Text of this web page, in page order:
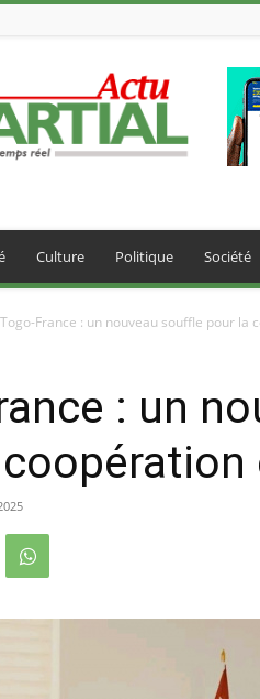
IMPARTIALACTU
Culture Politique Société
Togo-France : un nouveau souffle pour la
: un